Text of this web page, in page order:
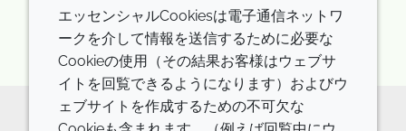
1 件表示する
エッセンシャルCookiesは電子通信ネットワ
ークを介して情報を送信するために必要な
Cookieの使用（その結果お客様はウェブサ
イトを回覧できるようになります）およびウ
ェブサイトを作成するための不可欠な